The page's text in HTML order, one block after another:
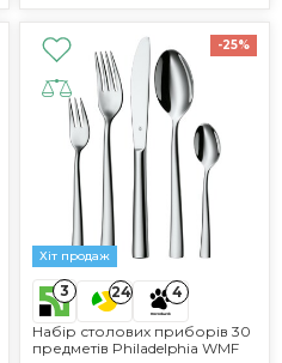
Хіт продаж
3 24 4
Набір столових приборів 30
предметів Philadelphia WMF
-25%